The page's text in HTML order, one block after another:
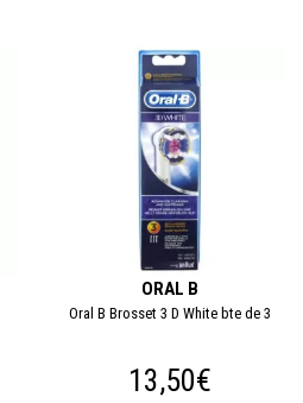
ORAL B
Oral B Brosset 3 D White bte de 3
13,50€